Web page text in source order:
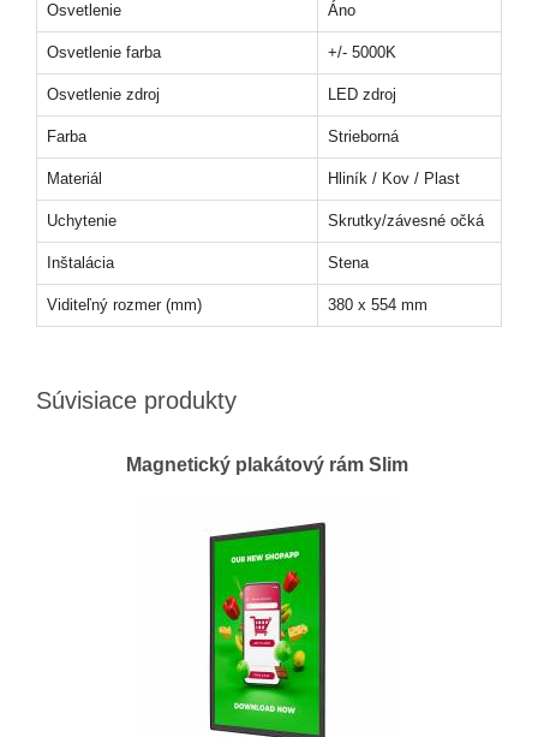
Osvetlenie Áno
Osvetlenie farba +/- 5000K
Osvetlenie zdroj LED zdroj
Farba Strieborná
Materiál Hliník / Kov / Plast
Uchytenie Skrutky/závesné očká
Inštalácia Stena
Viditeľný rozmer (mm) 380 x 554 mm
Súvisiace produkty
Magnetický plakátový rám Slim